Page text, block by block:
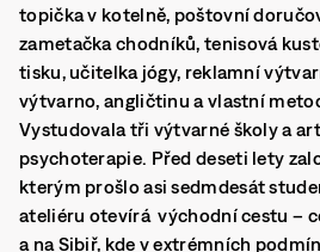
topička v kotelně, poštovní
zametačka chodníků, tenisová
tisku, učitelka jógy, reklamní
výtvarno, angličtinu a vlastní
Vystudovala tři výtvarné školy a
psychoterapie. Před deseti lety
kterým prošlo asi sedmdesát
ateliéru otevírá východní cestu –
a na Sibiř, kde v extrémních